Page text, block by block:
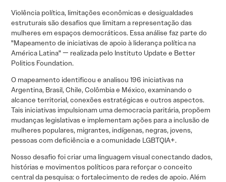
Violência política, limitações econômicas e desigualdades
estruturais são desafios que limitam a representação das
mulheres em espaços democráticos. Essa análise faz parte do
"Mapeamento de iniciativas de apoio à liderança política na
América Latina" — realizada pelo Instituto Update e Better
Politics Foundation.
O mapeamento identificou e analisou 196 iniciativas na
Argentina, Brasil, Chile, Colômbia e México, examinando o
alcance territorial, conexões estratégicas e outros aspectos.
Tais iniciativas impulsionam uma democracia paritária, propõem
mudanças legislativas e implementam ações para a inclusão de
mulheres populares, migrantes, indígenas, negras, jovens,
pessoas com deficiência e a comunidade LGBTQIA+.
Nosso desafio foi criar uma linguagem visual conectando dados,
histórias e movimentos políticos para reforçar o conceito
central da pesquisa: o fortalecimento de redes de apoio. Além